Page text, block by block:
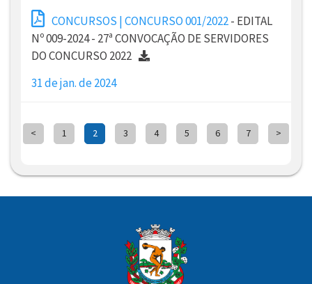
CONCURSOS | CONCURSO 001/2022- EDITAL
Nº 009-2024 - 27ª CONVOCAÇÃO DE SERVIDORES
DO CONCURSO 2022
31 de jan. de 2024
< 1 2 3 4 5 6 7 >